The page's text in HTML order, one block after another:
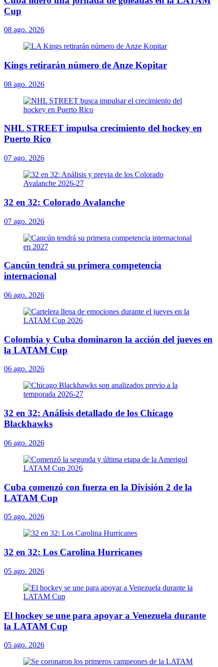
Cup
08 ago. 2026
Kings retirarán número de Anze Kopitar
08 ago. 2026
NHL STREET impulsa crecimiento del hockey en
Puerto Rico
07 ago. 2026
32 en 32: Colorado Avalanche
07 ago. 2026
Cancún tendrá su primera competencia
internacional
06 ago. 2026
Colombia y Cuba dominaron la acción del jueves en
la LATAM Cup
06 ago. 2026
32 en 32: Análisis detallado de los Chicago
Blackhawks
06 ago. 2026
Cuba comenzó con fuerza en la División 2 de la
LATAM Cup
05 ago. 2026
32 en 32: Los Carolina Hurricanes
05 ago. 2026
El hockey se une para apoyar a Venezuela durante
la LATAM Cup
05 ago. 2026